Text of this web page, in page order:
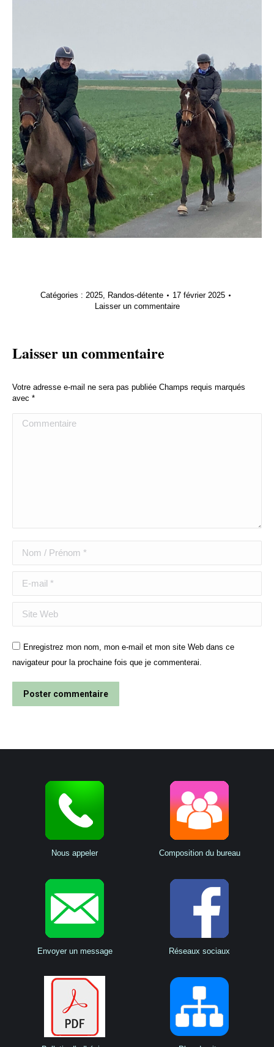
Catégories : 2025, Randos-détente
17 février 2025
Laisser un commentaire
Laisser un commentaire
Votre adresse e-mail ne sera pas publiée Champs requis marqués
avec *
Commentaire
Nom / Prénom *
E-mail *
Site Web
Enregistrez mon nom, mon e-mail et mon site Web dans ce
navigateur pour la prochaine fois que je commenterai.
Poster commentaire
Nous appeler Composition du bureau
Envoyer un message Réseaux sociaux